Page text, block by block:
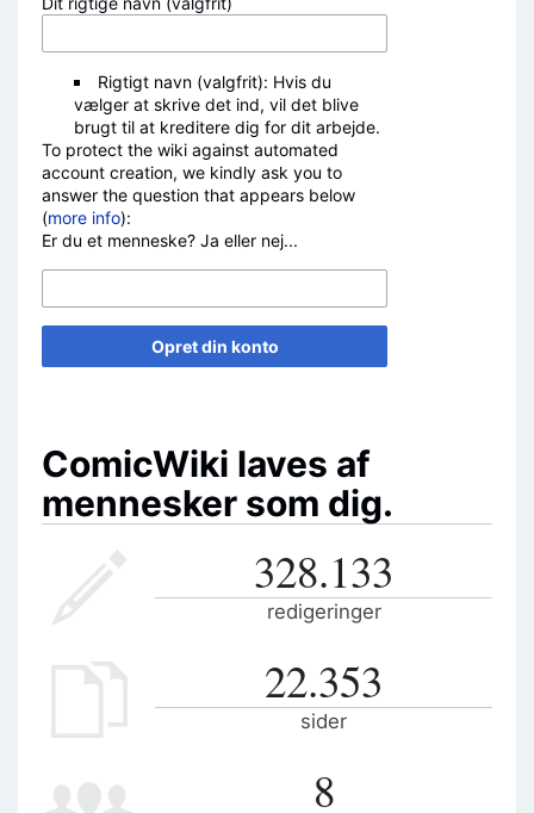
Rigtigt navn (valgfrit): Hvis du
vælger at skrive det ind, vil det blive
brugt til at kreditere dig for dit arbejde.
To protect the wiki against automated
account creation, we kindly ask you to
answer the question that appears below
(more info):
Er du et menneske? Ja eller nej...
Opret din konto
ComicWiki laves af
mennesker som dig.
328.133
redigeringer
22.353
sider
8